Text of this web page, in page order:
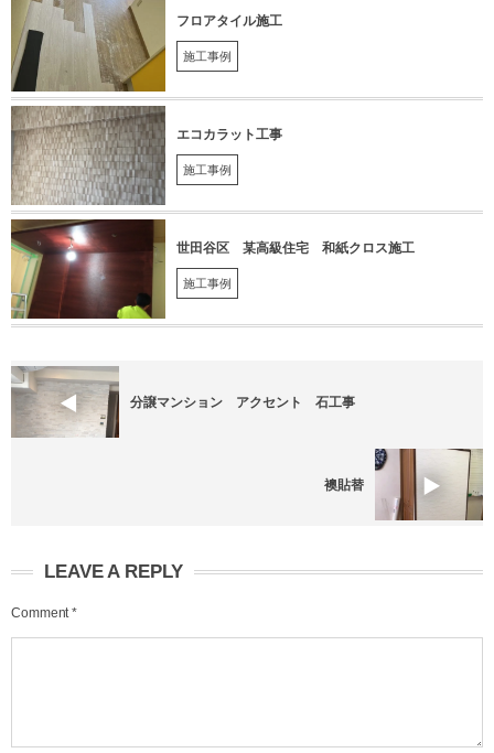
フロアタイル施工
施工事例
エコカラット工事
施工事例
世田谷区 某高級住宅 和紙クロス施工
施工事例
分譲マンション アクセント 石工事
襖貼替
LEAVE A REPLY
Comment *